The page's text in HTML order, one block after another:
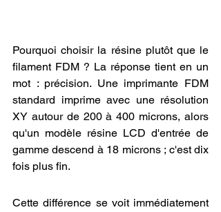
Pourquoi choisir la résine plutôt que le
filament FDM ? La réponse tient en un
mot : précision. Une imprimante FDM
standard imprime avec une résolution
XY autour de 200 à 400 microns, alors
qu'un modèle résine LCD d'entrée de
gamme descend à 18 microns ; c'est dix
fois plus fin.
Cette différence se voit immédiatement